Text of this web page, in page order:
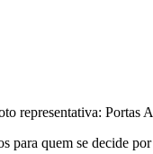
representativa: Portas
para quem se decide